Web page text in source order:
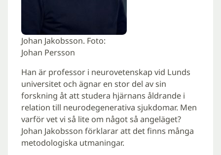
Johan Jakobsson. Foto:
Johan Persson
Han är professor i neurovetenskap vid Lunds
universitet och ägnar en stor del av sin
forskning åt att studera hjärnans åldrande i
relation till neurodegenerativa sjukdomar. Men
varför vet vi så lite om något så angeläget?
Johan Jakobsson förklarar att det finns många
metodologiska utmaningar.